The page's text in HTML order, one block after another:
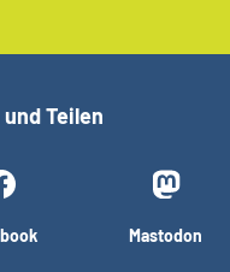
und Teilen
Mastodon